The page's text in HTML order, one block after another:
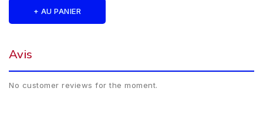
+ AU PANIER
Avis
No customer reviews for the moment.